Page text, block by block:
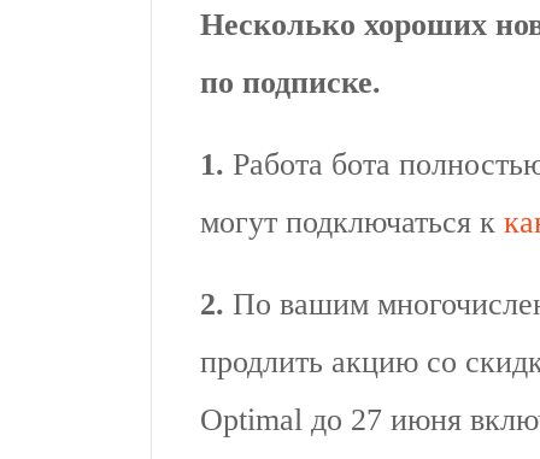
Несколько хороших
по подписке.
1. Работа бота
могут подключаться к
2. По вашим
продлить акцию со
Optimal до 27 июня